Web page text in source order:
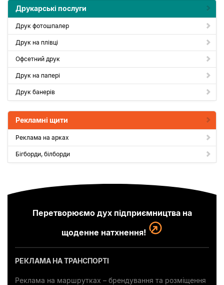
Друкарські послуги
Друк фотошпалер
Друк на плівці
Офсетний друк
Друк на папері
Друк банерів
Рекламні щити
Реклама на арках
Бігборди, білборди
Перетворюємо дух підприємництва на
щоденне натхнення!
РЕКЛАМА НА ТРАНСПОРТІ
Реклама на маршрутках – брендування та розміщення